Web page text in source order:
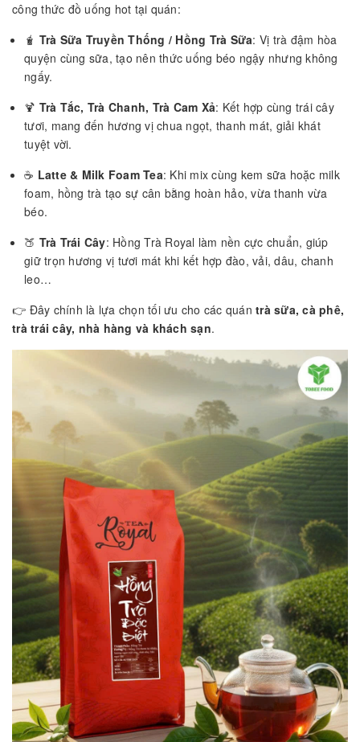
công thức đồ uống hot tại quán:
🧋 Trà Sữa Truyền Thống / Hồng Trà Sữa: Vị trà đậm hòa
quyện cùng sữa, tạo nên thức uống béo ngậy nhưng không
ngấy.
🍹 Trà Tắc, Trà Chanh, Trà Cam Xả: Kết hợp cùng trái cây
tươi, mang đến hương vị chua ngọt, thanh mát, giải khát
tuyệt vời.
☕ Latte & Milk Foam Tea: Khi mix cùng kem sữa hoặc milk
foam, hồng trà tạo sự cân bằng hoàn hảo, vừa thanh vừa
béo.
🍑 Trà Trái Cây: Hồng Trà Royal làm nền cực chuẩn, giúp
giữ trọn hương vị tươi mát khi kết hợp đào, vải, dâu, chanh
leo…
👉 Đây chính là lựa chọn tối ưu cho các quán trà sữa, cà phê,
trà trái cây, nhà hàng và khách sạn.